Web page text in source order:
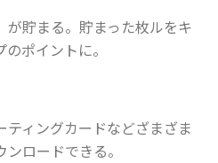
が貯まる。貯まった枚ルをキ
ポイントに。
ィングカードなどざまざま
ロードできる。